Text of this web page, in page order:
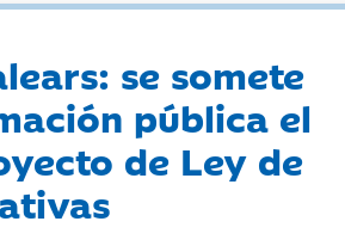
se somete
pública el
de Ley de